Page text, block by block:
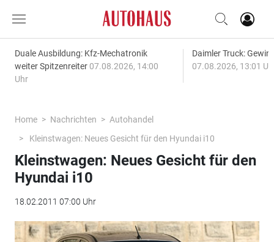
Duale Ausbildung: Kfz-Mechatronik
weiter Spitzenreiter 07.08.2026, 14:00
Uhr
Daimler Truck:
07.08.2026, 13:01
Home Nachrichten
Autohandel
Kleinstwagen: Neues Gesicht für den Hyundai i10
Kleinstwagen: Neues Gesicht für den
Hyundai i10
18.02.2011 07:00 Uhr